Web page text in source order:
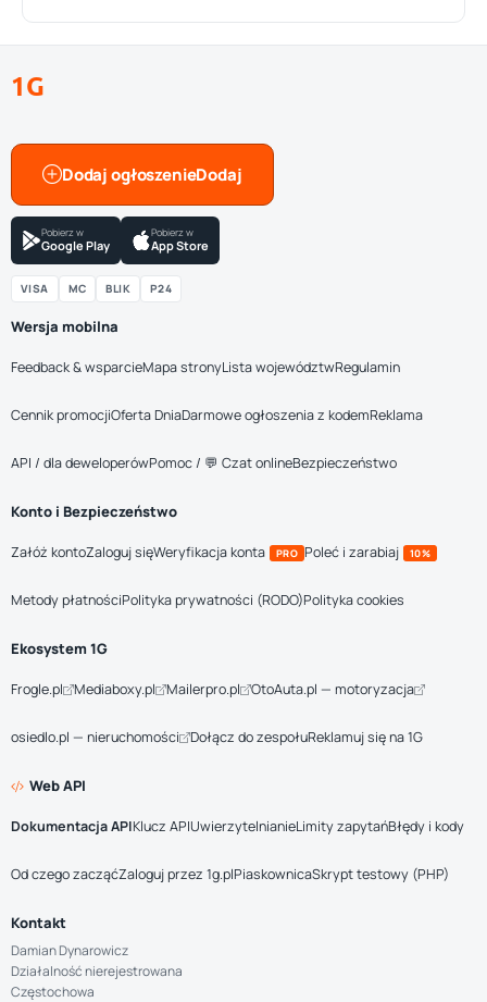
1G
Dodaj ogłoszenie
Pobierz w
Google Play
Pobierz w
App Store
VISA MC BLIK P24
Wersja mobilna
Feedback & wsparcieMapa stronyLista województwRegulamin
Cennik promocjiOferta DniaDarmowe ogłoszenia z kodemReklama
API / dla deweloperówPomoc / 💬 Czat onlineBezpieczeństwo
Konto i Bezpieczeństwo
Załóż kontoZaloguj sięWeryfikacja konta PRO Poleć i zarabiaj 10%
Metody płatnościPolityka prywatności (RODO)Polityka cookies
Ekosystem 1G
Frogle.pl Mediaboxy.pl Mailerpro.pl OtoAuta.pl — motoryzacja
osiedlo.pl — nieruchomości Dołącz do zespołuReklamuj się na 1G
Web API
Dokumentacja APIKlucz APIUwierzytelnianieLimity zapytańBłędy i kody
Od czego zacząćZaloguj przez 1g.plPiaskownicaSkrypt testowy (PHP)
Kontakt
Damian Dynarowicz
Działalność nierejestrowana
Częstochowa